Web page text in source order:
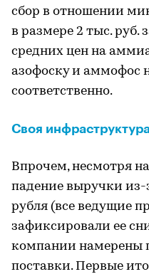
сбор в отношении
в размере 2 тыс. руб.
средних цен на
азофоску и аммофос
соответственно.
Своя
Впрочем, несмотря
падение выручки из-
рубля (все ведущие
зафиксировали ее
компании намерены
поставки. Первые